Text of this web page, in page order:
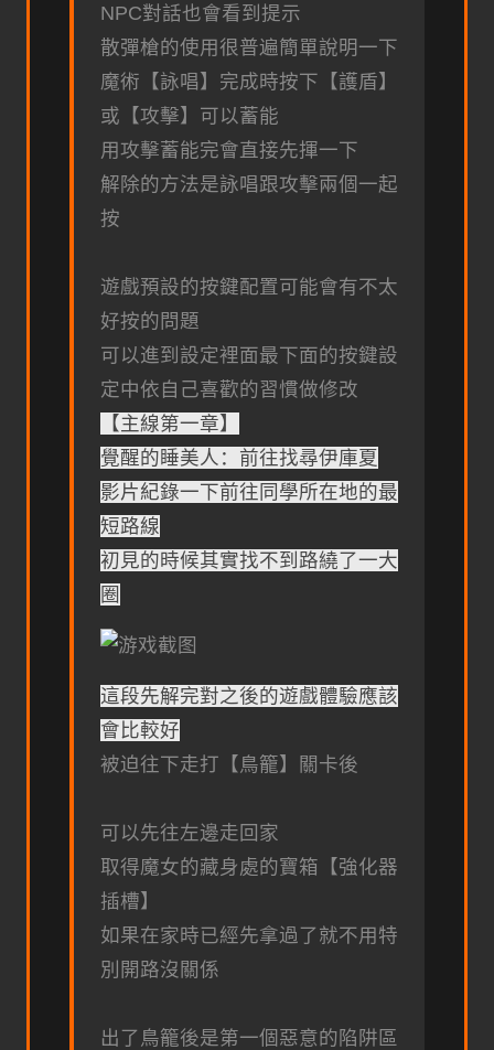
NPC對話也會看到提示
散彈槍的使用很普遍簡單說明一下
魔術【詠唱】完成時按下【護盾】
或【攻擊】可以蓄能
用攻擊蓄能完會直接先揮一下
解除的方法是詠唱跟攻擊兩個一起
按
遊戲預設的按鍵配置可能會有不太
好按的問題
可以進到設定裡面最下面的按鍵設
定中依自己喜歡的習慣做修改
【主線第一章】
覺醒的睡美人：前往找尋伊庫夏
影片紀錄一下前往同學所在地的最
短路線
初見的時候其實找不到路繞了一大
圈
這段先解完對之後的遊戲體驗應該
會比較好
被迫往下走打【鳥籠】關卡後
可以先往左邊走回家
取得魔女的藏身處的寶箱【強化器
插槽】
如果在家時已經先拿過了就不用特
別開路沒關係
出了鳥籠後是第一個惡意的陷阱區